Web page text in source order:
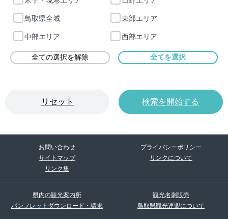
鳥取県全域 東部エリア
中部エリア 西部エリア
リセット 検索を開始する
お問い合わせ
プライバシーポリシー
サイトマップ
リンクについて
リンク集
県内の観光案内所
観光名刺販売
パンフレットダウンロード・請求
鳥取県観光連盟について